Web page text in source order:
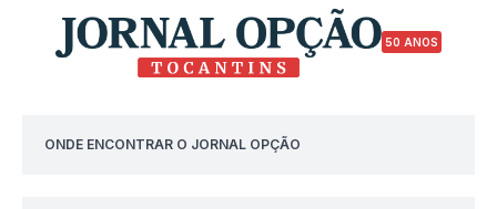
50 ANOS
ONDE ENCONTRAR O JORNAL OPÇÃO